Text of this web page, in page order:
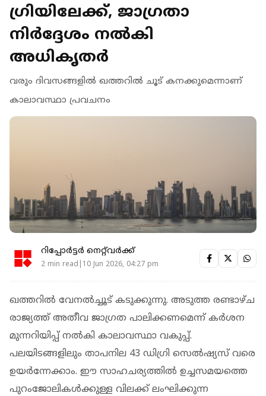
ഗ്രിയിലേക്ക്, ജാ​ഗ്രതാ
നിർദ്ദേശം നൽകി
അധികൃതർ
വരും ദിവസങ്ങളിൽ ഖത്തറിൽ ചൂട് കനക്കുമെന്നാണ്
കാലാവസ്ഥാ പ്രവചനം
റിപ്പോർട്ടർ നെറ്റ്‌വര്‍ക്ക്‌
2 min read|10 Jun 2026, 04:27 pm
ഖത്തറിൽ വേനൽച്ചൂട് കടുക്കുന്നു. അടുത്ത രണ്ടാഴ്ച
രാജ്യത്ത് അതീവ ജാഗ്രത പാലിക്കണമെന്ന് കർശന
മുന്നറിയിപ്പ് നൽകി കാലാവസ്ഥാ വകുപ്പ്.
പലയിടങ്ങളിലും താപനില 43 ഡിഗ്രി സെൽഷ്യസ് വരെ
ഉയർന്നേക്കാം. ഈ സാഹചര്യത്തിൽ ഉച്ചസമയത്തെ
പുറംജോലികൾക്കുള്ള വിലക്ക് ലംഘിക്കുന്ന